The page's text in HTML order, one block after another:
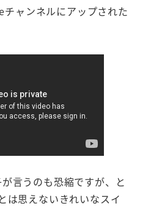
ャンネルにアップされた
言うのも恐縮ですが、と
は思えないきれいなスイ